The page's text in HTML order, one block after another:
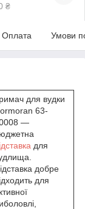
₴
Оплата Умови
для вудки
63-
—
для
добре
для